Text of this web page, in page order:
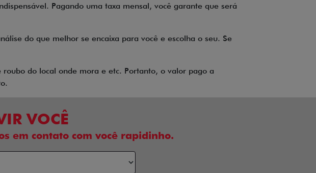
Pagando uma taxa mensal, você garante que será
do que melhor se encaixa para você e escolha o seu. Se
do local onde mora e etc. Portanto, o valor pago a
VOCÊ
em contato com você rapidinho.